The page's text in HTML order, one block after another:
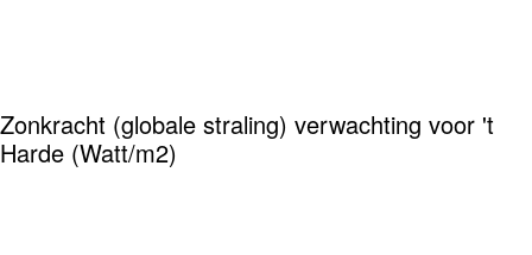
Zonkracht (globale straling) verwachting voor 't
Harde (Watt/m2)